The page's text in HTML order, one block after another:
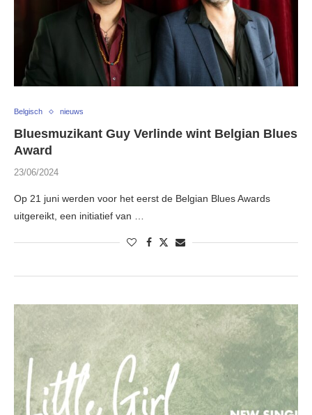
Belgisch nieuws
Bluesmuzikant Guy Verlinde wint Belgian Blues
Award
23/06/2024
Op 21 juni werden voor het eerst de Belgian Blues Awards
uitgereikt, een initiatief van …